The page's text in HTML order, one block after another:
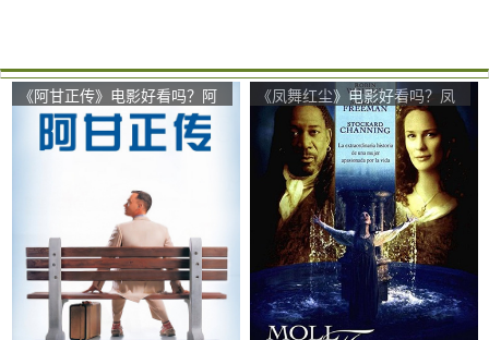
《阿甘正传》电影好看吗？阿
甘正传影评及简介
《凤舞红尘》电影好看吗？凤
舞红尘影评及简介